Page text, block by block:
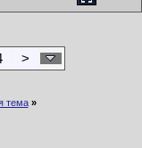
>
тема »